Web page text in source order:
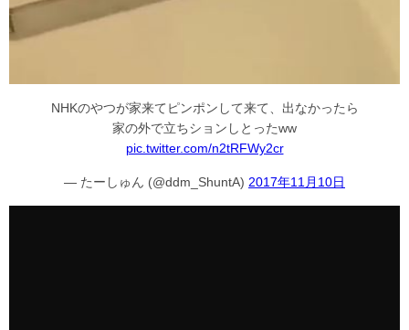
NHKのやつが家来てピンポンして来て、出なかったら
家の外で立ちションしとったww
pic.twitter.com/n2tRFWy2cr
— たーしゅん (@ddm_ShuntA) 2017年11月10日